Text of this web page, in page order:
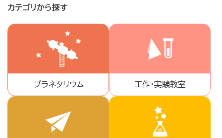
カテゴリから探す
プラネタリウム 工作・実験教室